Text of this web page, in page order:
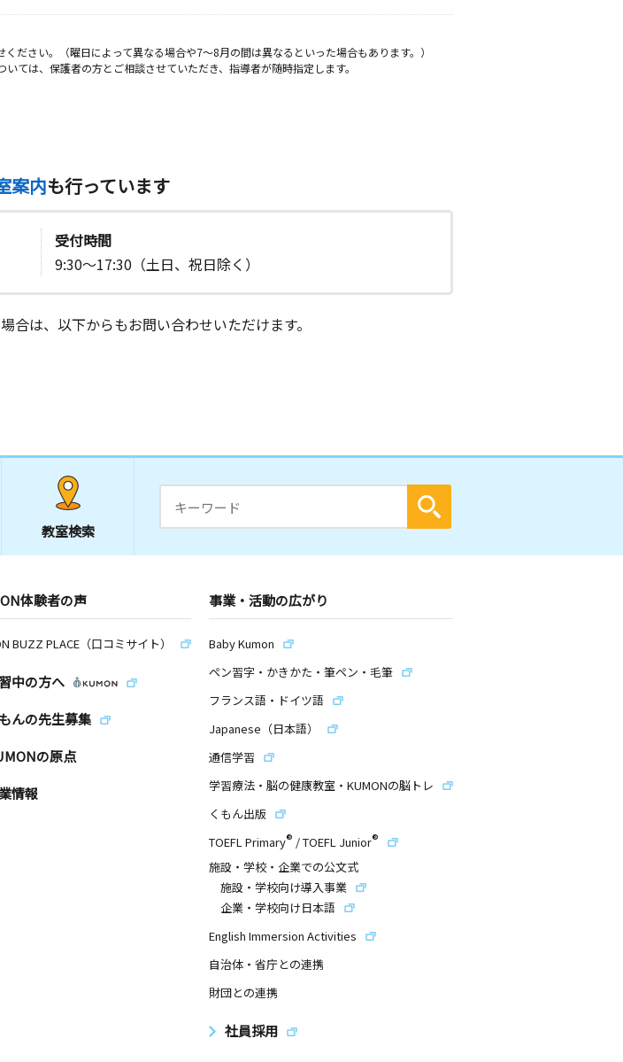
さい。（曜日によって異なる場合や7～8月の間は異なるといった場合もあります。）
ては、保護者の方とご相談させていただき、指導者が随時指定します。
案内も行っています
受付時間
9:30～17:30（土日、祝日除く）
合は、以下からもお問い合わせいただけます。
教室検索
体験者の声
BUZZ PLACE（口コミサイト）
中の方へ
んの先生募集
の原点
情報
事業・活動の広がり
Baby Kumon
ペン習字・かきかた・筆ペン・毛筆
フランス語・ドイツ語
Japanese（日本語）
通信学習
学習療法・脳の健康教室・KUMONの脳トレ
くもん出版
TOEFL Primary® /TOEFL Junior®
施設・学校・企業での公文式
施設・学校向け導入事業
企業・学校向け日本語
English Immersion Activities
自治体・省庁との連携
財団との連携
社員採用